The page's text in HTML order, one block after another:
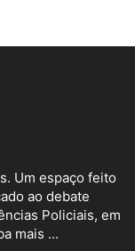
Um espaço feito
ao debate
Policiais, em
mais ...